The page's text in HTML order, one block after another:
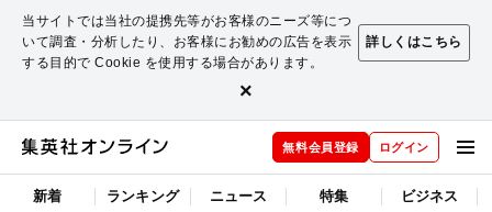
当サイトでは当社の提携先等がお客様のニーズ等につ
いて調査・分析したり、お客様にお勧めの広告を表示
する目的で Cookie を使用する場合があります。
詳しくはこちら
×
無料会員登録 ログイン
新着 ランキング ニュース 特集 ビジネス